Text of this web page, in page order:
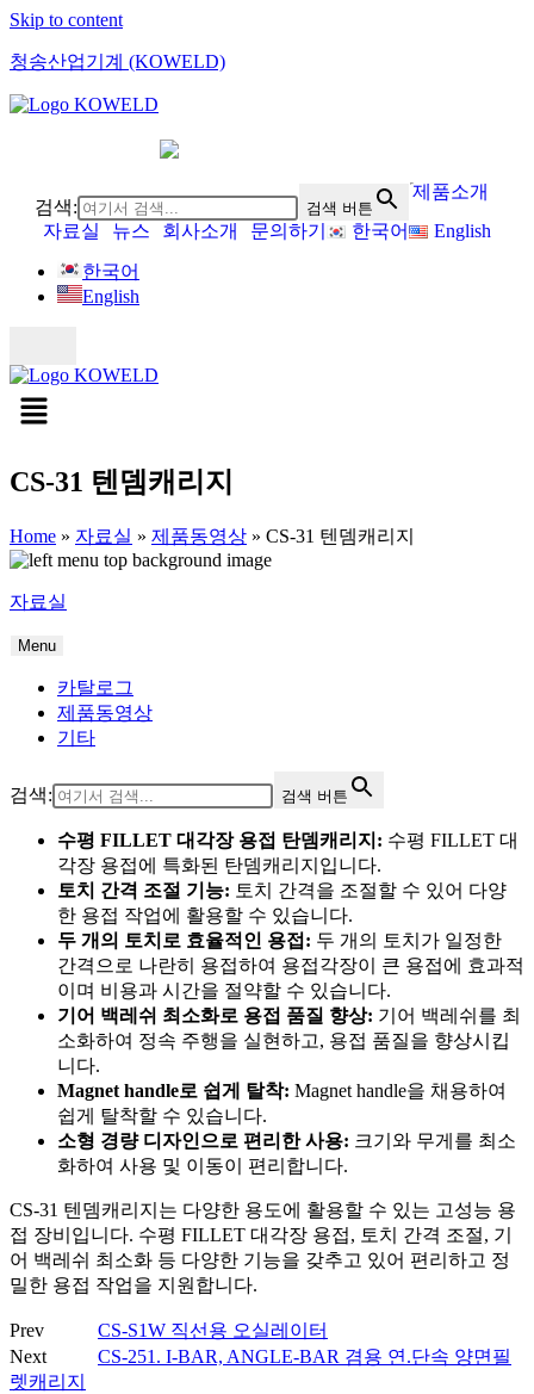
Skip to content
청송산업기계 (KOWELD)
검색: 검색 버튼
제품소개
자료실
뉴스 회사소개 문의하기 한국어
English
한국어
English
CS-31 텐뎀캐리지
Home » 자료실 » 제품동영상 » CS-31 텐뎀캐리지
자료실
Menu
카탈로그
제품동영상
기타
검색: 검색 버튼
수평 FILLET 대각장 용접 탄뎀캐리지: 수평 FILLET 대
각장 용접에 특화된 탄뎀캐리지입니다.
토치 간격 조절 기능: 토치 간격을 조절할 수 있어 다양
한 용접 작업에 활용할 수 있습니다.
두 개의 토치로 효율적인 용접: 두 개의 토치가 일정한
간격으로 나란히 용접하여 용접각장이 큰 용접에 효과적
이며 비용과 시간을 절약할 수 있습니다.
기어 백레쉬 최소화로 용접 품질 향상: 기어 백레쉬를 최
소화하여 정속 주행을 실현하고, 용접 품질을 향상시킵
니다.
Magnet handle로 쉽게 탈착: Magnet handle을 채용하여
쉽게 탈착할 수 있습니다.
소형 경량 디자인으로 편리한 사용: 크기와 무게를 최소
화하여 사용 및 이동이 편리합니다.
CS-31 텐뎀캐리지는 다양한 용도에 활용할 수 있는 고성능 용
접 장비입니다. 수평 FILLET 대각장 용접, 토치 간격 조절, 기
어 백레쉬 최소화 등 다양한 기능을 갖추고 있어 편리하고 정
밀한 용접 작업을 지원합니다.
Prev
CS-S1W 직선용 오실레이터
Next
CS-251. I-BAR, ANGLE-BAR 겸용 연.단속 양면필
렛캐리지